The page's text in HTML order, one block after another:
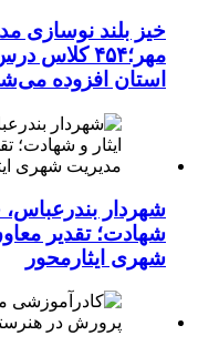
خیز بلند نوسازی
مهر؛۴۵۴
استان افزوده
شهردار بندرعباس،
شهادت؛ تقدیر
شهری ایثارمحور